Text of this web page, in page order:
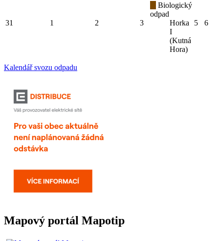
31 1 2 3
Biologický
odpad
Horka
I
(Kutná
Hora)
5 6
Kalendář svozu odpadu
Mapový portál Mapotip